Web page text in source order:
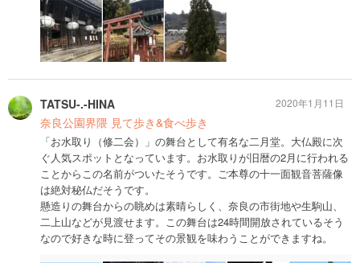
TATSU-.-HINA
奈良公園界隈 見て歩き&食べ歩き
「お水取り（修二会）」の舞台として有名な二月堂。大仏殿に次
ぐ人気スポットとなっています。お水取りが旧暦の2月に行われる
ことからこの名前がついたそうです。ご本尊の十一面観音菩薩像
は絶対秘仏だそうです。
懸造りの舞台からの眺めは素晴らしく、奈良の市街地や生駒山、
二上山などが見渡せます。この舞台は24時間開放されているそう
なので好きな時に登ってその景観を味わうことができますね。
2020年1月11日